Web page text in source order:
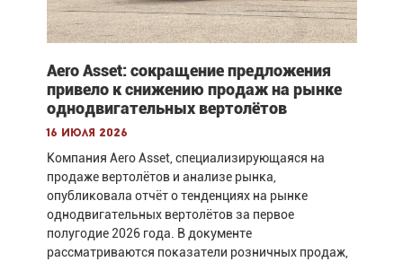
Aero Asset: сокращение предложения
привело к снижению продаж на рынке
однодвигательных вертолётов
16 июля 2026
Компания Aero Asset, специализирующаяся на
продаже вертолётов и анализе рынка,
опубликовала отчёт о тенденциях на рынке
однодвигательных вертолётов за первое
полугодие 2026 года. В документе
рассматриваются показатели розничных продаж,